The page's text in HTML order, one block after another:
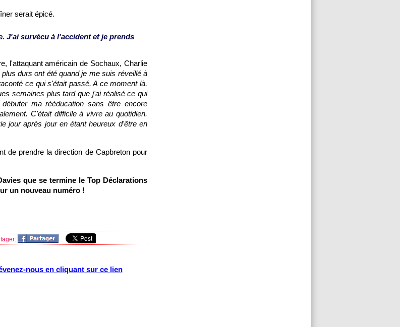
serait épicé.
J'ai survécu à l'accident et je prends
l'attaquant américain de Sochaux, Charlie
durs ont été quand je me suis réveillé à
ce qui s'était passé. A ce moment là,
semaines plus tard que j'ai réalisé ce qui
ma rééducation sans être encore
C'était difficile à vivre au quotidien.
jour après jour en étant heureux d'être en
de prendre la direction de Capbreton pour
que se termine le Top Déclarations
un nouveau numéro !
nous en cliquant sur ce lien